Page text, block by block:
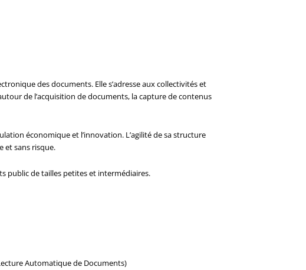
des documents. Elle s’adresse aux collectivités et
de l’acquisition de documents, la capture de contenus
économique et l’innovation. L’agilité de sa structure
et sans risque.
public de tailles petites et intermédiaires.
Automatique de Documents)